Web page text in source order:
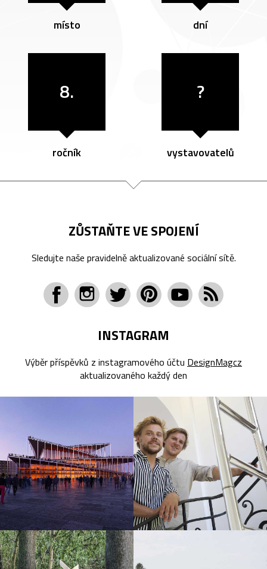
místo dní
8.
ročník
?
vystavovatelů
ZŮSTAŇTE VE SPOJENÍ
Sledujte naše pravidelně aktualizované sociální sítě.
INSTAGRAM
Výběr příspěvků z instagramového účtu DesignMagcz
aktualizovaného každý den